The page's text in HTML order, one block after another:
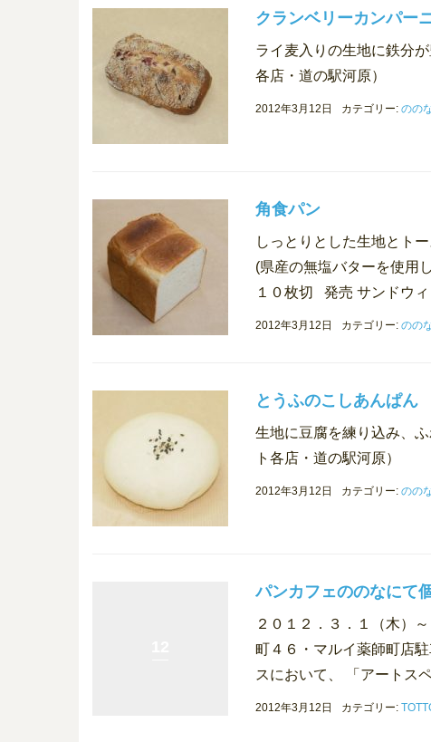
クランベリーカンパー
ライ麦入りの生地に鉄分
各店・道の駅河原）
2012年3月12日 カテゴリー: のの
角食パン
しっとりとした生地とト
(県産の無塩バターを使用
１０枚切 発売 サンドウ
2012年3月12日 カテゴリー: のの
とうふのこしあんぱん
生地に豆腐を練り込み、
ト各店・道の駅河原）
2012年3月12日 カテゴリー: のの
パンカフェののなにて
２０１２．３．１（木）
町４６・マルイ薬師町店
スにおいて、 「アートス
2012年3月12日 カテゴリー: